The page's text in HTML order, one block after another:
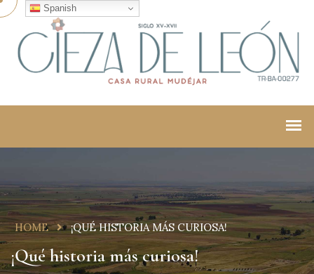
HOME ¡QUÉ HISTORIA MÁS CURIOSA!
¡Qué historia más curiosa!
Spanish